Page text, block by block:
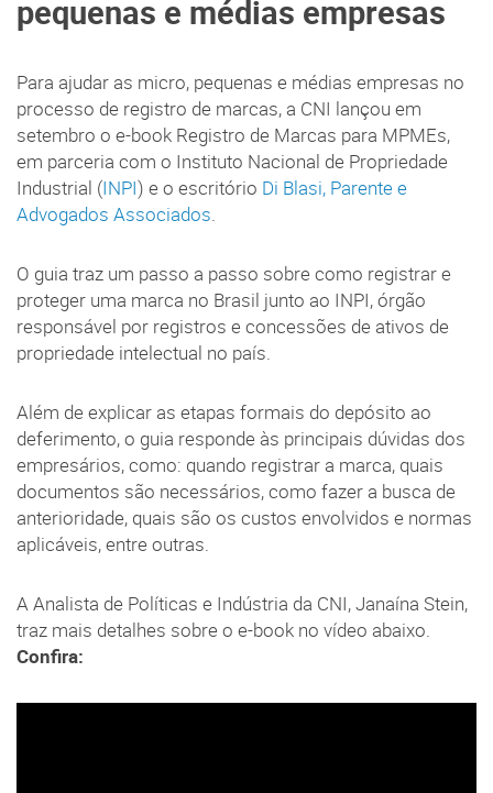
pequenas e médias empresas
Para ajudar as micro, pequenas e médias empresas no
processo de registro de marcas, a CNI lançou em
setembro o e-book Registro de Marcas para MPMEs,
em parceria com o Instituto Nacional de Propriedade
Industrial (INPI) e o escritório Di Blasi, Parente e
Advogados Associados.
O guia traz um passo a passo sobre como registrar e
proteger uma marca no Brasil junto ao INPI, órgão
responsável por registros e concessões de ativos de
propriedade intelectual no país.
Além de explicar as etapas formais do depósito ao
deferimento, o guia responde às principais dúvidas dos
empresários, como: quando registrar a marca, quais
documentos são necessários, como fazer a busca de
anterioridade, quais são os custos envolvidos e normas
aplicáveis, entre outras.
A Analista de Políticas e Indústria da CNI, Janaína Stein,
traz mais detalhes sobre o e-book no vídeo abaixo.
Confira: